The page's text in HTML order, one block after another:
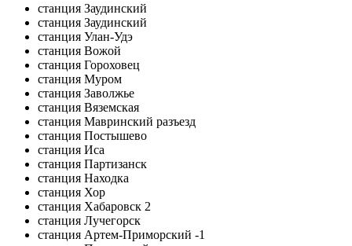
станция Заудинский
станция Заудинский
станция Улан-Удэ
станция Вожой
станция Гороховец
станция Муром
станция Заволжье
станция Вяземская
станция Мавринский разъезд
станция Постышево
станция Иса
станция Партизанск
станция Находка
станция Хор
станция Хабаровск 2
станция Лучегорск
станция Артем-Приморский -1